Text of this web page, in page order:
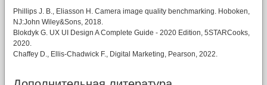
Phillips J. B., Eliasson H. Camera image quality benchmarking. Hoboken,
NJ:John Wiley&Sons, 2018.
Blokdyk G. UX UI Design A Complete Guide - 2020 Edition, 5STARCooks,
2020.
Chaffey D., Ellis-Chadwick F., Digital Marketing, Pearson, 2022.